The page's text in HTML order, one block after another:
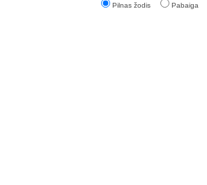
Pilnas žodis Pabaiga